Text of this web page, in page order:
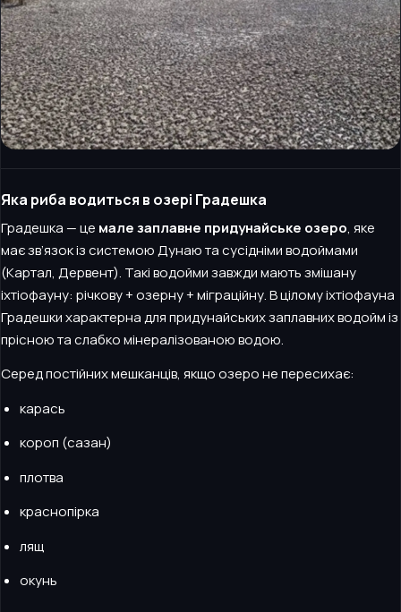
Яка риба водиться в озері Градешка
Градешка — це мале заплавне придунайське озеро, яке
має зв’язок із системою Дунаю та сусідніми водоймами
(Картал, Дервент). Такі водойми завжди мають змішану
іхтіофауну: річкову + озерну + міграційну. В цілому іхтіофауна
Градешки характерна для придунайських заплавних водойм із
прісною та слабко мінералізованою водою.
Серед постійних мешканців, якщо озеро не пересихає:
карась
короп (сазан)
плотва
краснопірка
лящ
окунь